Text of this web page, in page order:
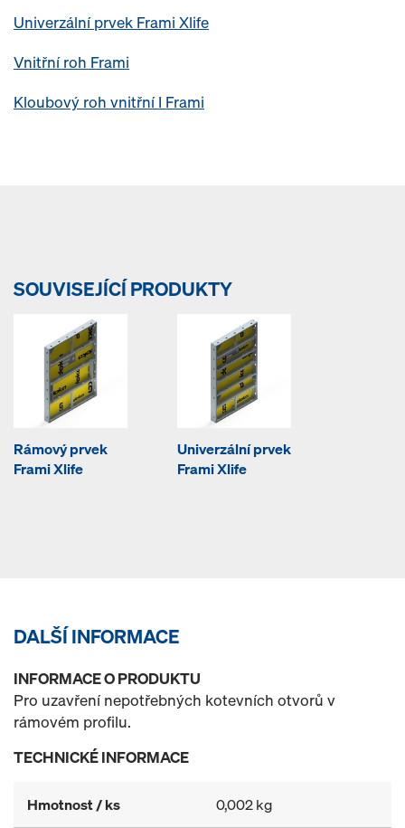
Univerzální prvek Frami Xlife
Vnitřní roh Frami
Kloubový roh vnitřní I Frami
SOUVISEJÍCÍ PRODUKTY
Rámový prvek
Frami Xlife
Univerzální prvek
Frami Xlife
DALŠÍ INFORMACE
INFORMACE O PRODUKTU
Pro uzavření nepotřebných kotevních otvorů v
rámovém profilu.
TECHNICKÉ INFORMACE
Hmotnost / ks 0,002 kg